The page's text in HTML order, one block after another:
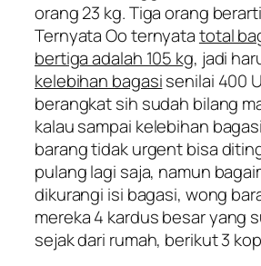
orang 23 kg. Tiga orang
Ternyata Oo ternyatatotal
bertiga adalah 105 kg, jadi
kelebihan bagasisenilai 400
berangkat sih sudah bilang
kalau sampai kelebihan
barang tidakurgentbisa
pulang lagi saja, namun
dikurangi isi bagasi, wong
mereka 4 kardus besar yang
sejak dari rumah, berikut 3